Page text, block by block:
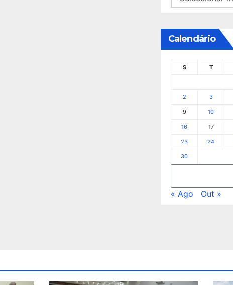
Calendário
S T
2 3
9 10
16 17
23 24
30
« Ago Out »